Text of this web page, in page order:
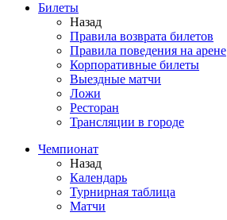
Билеты
Назад
Правила возврата билетов
Правила поведения на арене
Корпоративные билеты
Выездные матчи
Ложи
Ресторан
Трансляции в городе
Чемпионат
Назад
Календарь
Турнирная таблица
Матчи